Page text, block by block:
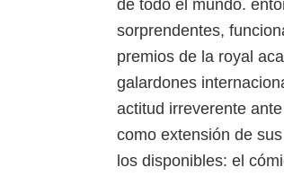
de todo el mundo.
sorprendentes,
premios de la royal
galardones
actitud irreverente
como extensión de
los disponibles: el